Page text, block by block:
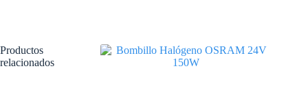
Productos
relacionados